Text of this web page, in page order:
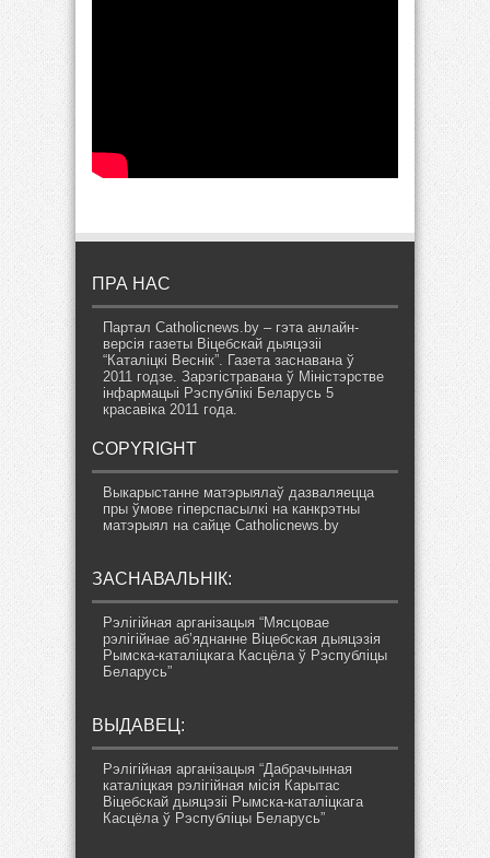
ПРА НАС
Партал Catholicnews.by – гэта анлайн-
версія газеты Віцебскай дыяцэзіі
“Каталіцкі Веснік”. Газета заснавана ў
2011 годзе. Зарэгістравана ў Міністэрстве
інфармацыі Рэспублікі Беларусь 5
красавіка 2011 года.
COPYRIGHT
Выкарыстанне матэрыялаў дазваляецца
пры ўмове гіперспасылкі на канкрэтны
матэрыял на сайце Catholicnews.by
ЗАСНАВАЛЬНІК:
Рэлігійная арганізацыя “Мясцовае
рэлігійнае аб’яднанне Віцебская дыяцэзія
Рымска-каталіцкага Касцёла ў Рэспубліцы
Беларусь”
ВЫДАВЕЦ:
Рэлігійная арганізацыя “Дабрачынная
каталіцкая рэлігійная місія Карытас
Віцебскай дыяцэзіі Рымска-каталіцкага
Касцёла ў Рэспубліцы Беларусь”